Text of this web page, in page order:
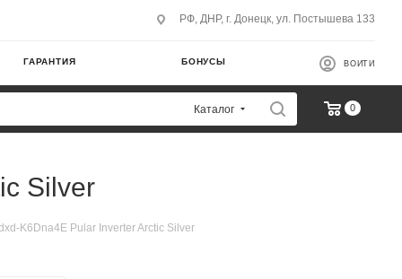
РФ, ДНР, г. Донецк, ул. Постышева 133
ГАРАНТИЯ БОНУСЫ ВОЙТИ
Каталог 0
Silver
K6Dna4E Pular Inverter Arctic Silver